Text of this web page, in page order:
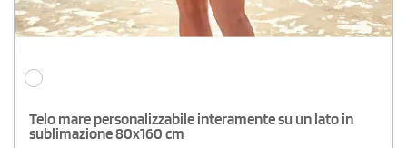
Telo mare personalizzabile interamente su un lato in
sublimazione 80x160 cm